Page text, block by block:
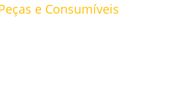
e Consumíveis